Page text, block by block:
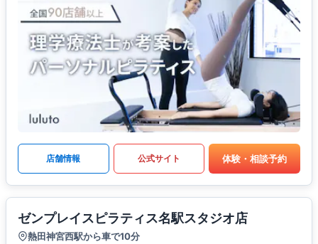
店舗情報 公式サイト 体験・相談予約
ゼンプレイスピラティス名駅スタジオ店
熱田神宮西駅から車で10分